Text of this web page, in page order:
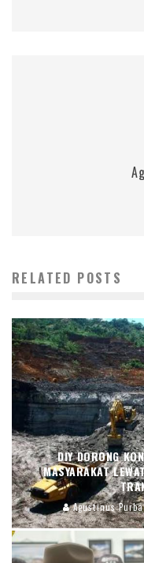
RELATED POSTS
DIY DORONG
MASYARAKAT
Agustinus Purba